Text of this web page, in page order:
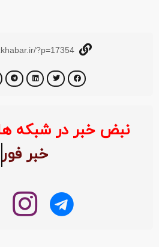
?p=17354
نبض خبر در شبکه